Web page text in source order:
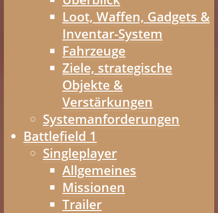
Loot, Waffen, Gadgets &
Inventar-System
Fahrzeuge
Ziele, strategische
Objekte &
Verstärkungen
Systemanforderungen
Battlefield 1
Singleplayer
Allgemeines
Missionen
Trailer